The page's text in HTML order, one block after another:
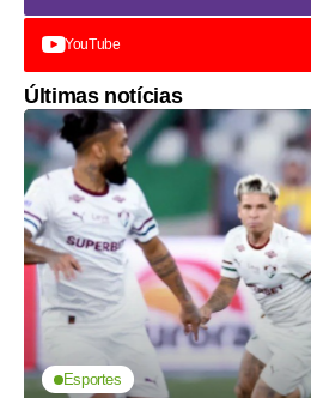
YouTube
Últimas notícias
Esportes